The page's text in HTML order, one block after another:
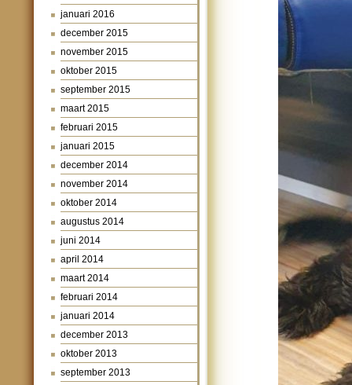
januari 2016
december 2015
november 2015
oktober 2015
september 2015
maart 2015
februari 2015
januari 2015
december 2014
november 2014
oktober 2014
augustus 2014
juni 2014
april 2014
maart 2014
februari 2014
januari 2014
december 2013
oktober 2013
september 2013